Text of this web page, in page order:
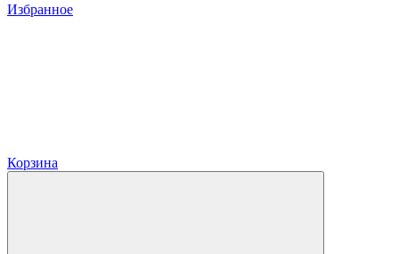
Избранное
Корзина